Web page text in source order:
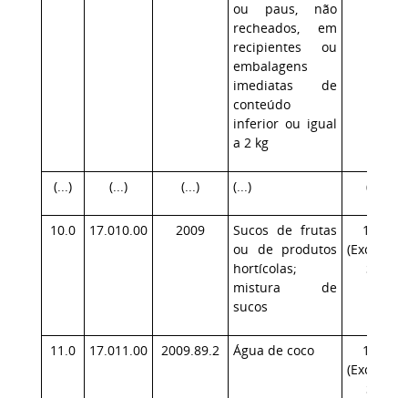
ou paus, não
recheados, em
recipientes ou
embalagens
imediatas de
conteúdo
inferior ou igual
a 2 kg
(...) (...) (...) (...) (...)
10.0 17.010.00 2009
Sucos de frutas
ou de produtos
hortícolas;
mistura de
sucos
17.1
(Exceção:
SP)
11.0 17.011.00 2009.89.2 Água de coco
17.1
(Exceção:
SP)